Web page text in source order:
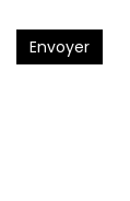
Envoyer